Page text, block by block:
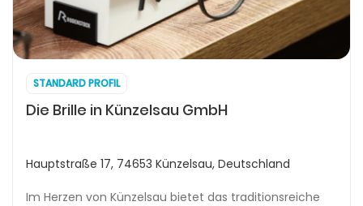
STANDARD PROFIL
Die Brille in Künzelsau GmbH
Hauptstraße 17, 74653 Künzelsau, Deutschland
Im Herzen von Künzelsau bietet das traditionsreiche